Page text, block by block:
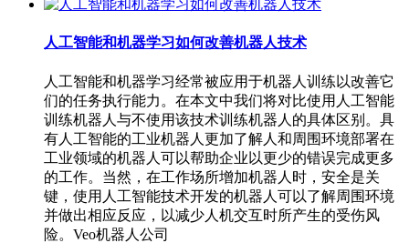
人工智能和机器学习如何改善机器人技术
人工智能和机器学习经常被应用于机器人训练以改善它
们的任务执行能力。在本文中我们将对比使用人工智能
训练机器人与不使用该技术训练机器人的具体区别。具
有人工智能的工业机器人更加了解人和周围环境部署在
工业领域的机器人可以帮助企业以更少的错误完成更多
的工作。当然，在工作场所增加机器人时，安全是关
键，使用人工智能技术开发的机器人可以了解周围环境
并做出相应反应，以减少人机交互时所产生的受伤风
险。Veo机器人公司